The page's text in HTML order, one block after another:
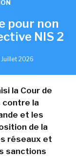
pour non
NIS 2
2026
la Cour de
contre la
et les
de la
réseaux et
sanctions